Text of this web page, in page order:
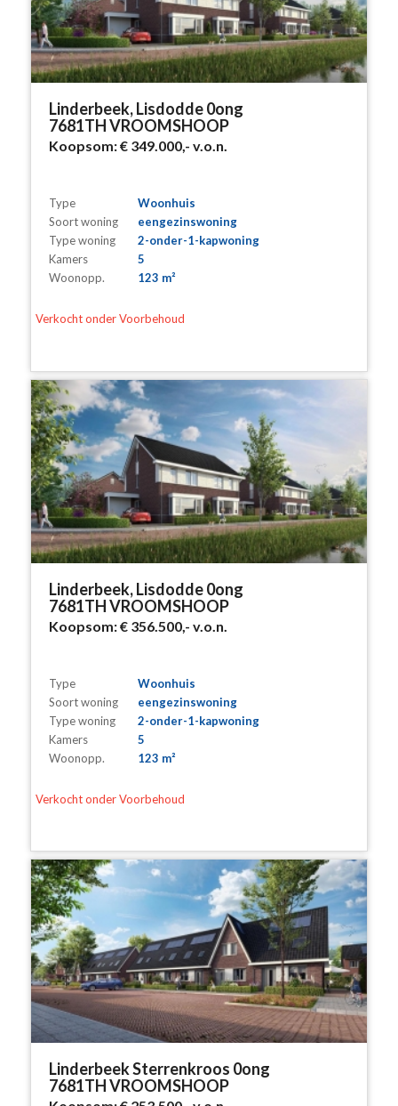
Linderbeek, Lisdodde 0ong
7681TH VROOMSHOOP
Koopsom:€ 349.000,- v.o.n.
Type
Woonhuis
Soort woning
eengezinswoning
Type woning
2-onder-1-kapwoning
Kamers
5
Woonopp.
123 m²
Verkocht onder Voorbehoud
Linderbeek, Lisdodde 0ong
7681TH VROOMSHOOP
Koopsom:€ 356.500,- v.o.n.
Type
Woonhuis
Soort woning
eengezinswoning
Type woning
2-onder-1-kapwoning
Kamers
5
Woonopp.
123 m²
Verkocht onder Voorbehoud
Linderbeek Sterrenkroos 0ong
7681TH VROOMSHOOP